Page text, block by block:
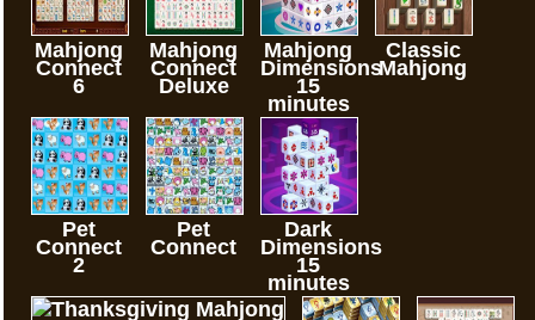
Mahjong
Connect
6
Mahjong
Connect
Deluxe
Mahjong
Dimensions
15
minutes
Classic
Mahjong
Pet
Connect
2
Pet
Connect
Dark
Dimensions
15
minutes